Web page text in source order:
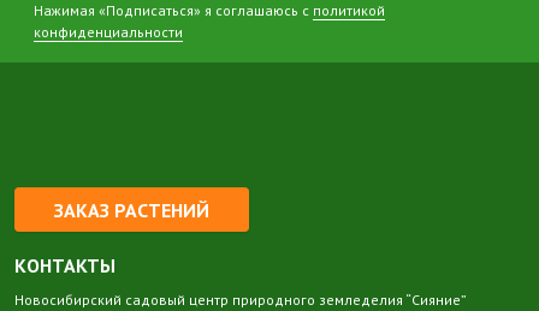
Нажимая «Подписаться» я соглашаюсь с политикой
конфиденциальности
ЗАКАЗ РАСТЕНИЙ
КОНТАКТЫ
Новосибирский садовый центр природного земледелия “Сияние”